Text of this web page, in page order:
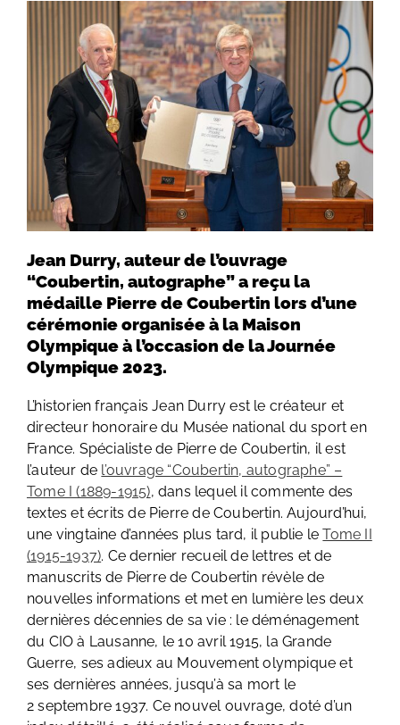
Jean Durry, auteur de l’ouvrage
“Coubertin, autographe” a reçu la
médaille Pierre de Coubertin lors d’une
cérémonie organisée à la Maison
Olympique à l’occasion de la Journée
Olympique 2023.
L’historien français Jean Durry est le créateur et
directeur honoraire du Musée national du sport en
France. Spécialiste de Pierre de Coubertin, il est
l’auteur de l’ouvrage “Coubertin, autographe” –
Tome I (1889-1915), dans lequel il commente des
textes et écrits de Pierre de Coubertin. Aujourd’hui,
une vingtaine d’années plus tard, il publie leTome II
(1915-1937). Ce dernier recueil de lettres et de
manuscrits de Pierre de Coubertin révèle de
nouvelles informations et met en lumière les deux
dernières décennies de sa vie : le déménagement
du CIO à Lausanne, le 10 avril 1915, la Grande
Guerre, ses adieux au Mouvement olympique et
ses dernières années, jusqu’à sa mort le
2 septembre 1937. Ce nouvel ouvrage, doté d’un